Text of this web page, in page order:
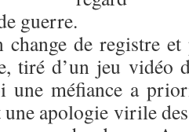
guerre.
de registre et
tiré d’un jeu vidéo
une méfiance a
une apologie virile